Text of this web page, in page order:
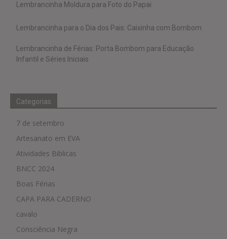
Lembrancinha Moldura para Foto do Papai
Lembrancinha para o Dia dos Pais: Caixinha com Bombom
Lembrancinha de Férias: Porta Bombom para Educação
Infantil e Séries Iniciais
Categorias
7 de setembro
Artesanato em EVA
Atividades Biblicas
BNCC 2024
Boas Férias
CAPA PARA CADERNO
cavalo
Consciência Negra